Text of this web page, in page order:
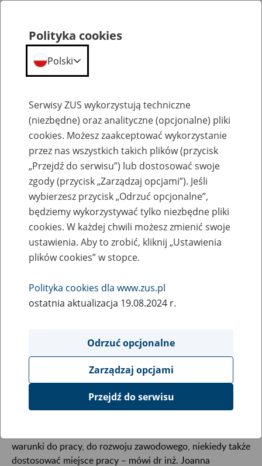
ZUS na głos - podcasty
Druga połowa kariery
27 kwietnia
2026
Polska nadrabia zaległości w stosunku do najlepszych
wartość 59%. Z drugiej strony nadal wśród pracodawców
utrzymują się negatywne stereotypy na temat zatrudniania
- Pracownicy 50 plus to osoby z dużym doświadczeniem,
warunki do pracy, do rozwoju zawodowego, niekiedy także
dostosować miejsce pracy – mówi dr inż. Joanna
Polityka cookies
Polski
Serwisy ZUS wykorzystują techniczne
(niezbędne) oraz analityczne (opcjonalne) pliki
cookies. Możesz zaakceptować wykorzystanie
przez nas wszystkich takich plików (przycisk
„Przejdź do serwisu”) lub dostosować swoje
zgody (przycisk „Zarządzaj opcjami”). Jeśli
wybierzesz przycisk „Odrzuć opcjonalne”,
będziemy wykorzystywać tylko niezbędne pliki
cookies. W każdej chwili możesz zmienić swoje
ustawienia. Aby to zrobić, kliknij „Ustawienia
plików cookies” w stopce.
Polityka cookies dla www.zus.pl
ostatnia aktualizacja 19.08.2024 r.
Odrzuć opcjonalne
Zarządzaj opcjami
Przejdź do serwisu